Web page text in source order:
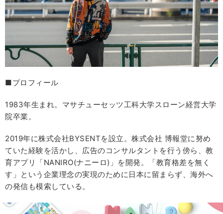
■プロフィール
1983年生まれ。マサチューセッツ工科大学スローン経営大学
院卒業。
2019年に株式会社BYSENTを設立。株式会社 博報堂に努め
ていた経験を活かし、広告のコンサルタントを行う傍ら、教
育アプリ「NANIRO(ナニーロ)」を開発。「教育格差を無く
す」という企業理念の実現のために日本に留まらず、海外へ
の発信も模索している。